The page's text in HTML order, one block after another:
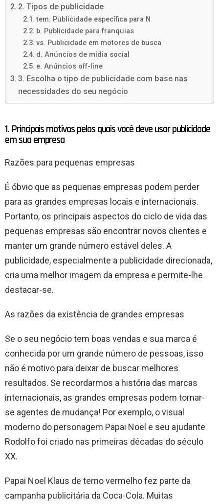
2. Tipos de publicidade
tem. Publicidade específica para N
b. Publicidade para franquias
vs. Publicidade em motores de busca
d. Anúncios de mídia social
e. Anúncios off-line
3. Escolha o tipo de publicidade com base nas
necessidades do seu negócio
1. Principais motivos pelos quais você deve usar publicidade
em sua empresa
Razões para pequenas empresas
É óbvio que as pequenas empresas podem perder
para as grandes empresas locais e internacionais.
Portanto, os principais aspectos do ciclo de vida das
pequenas empresas são encontrar novos clientes e
manter um grande número estável deles. A
publicidade, especialmente a publicidade direcionada,
cria uma melhor imagem da empresa e permite-lhe
destacar-se.
As razões da existência de grandes empresas
Se o seu negócio tem boas vendas e sua marca é
conhecida por um grande número de pessoas, isso
não é motivo para deixar de buscar melhores
resultados. Se recordarmos a história das marcas
internacionais, as grandes empresas podem tornar-
se agentes de mudança! Por exemplo, o visual
moderno do personagem Papai Noel e seu ajudante
Rodolfo foi criado nas primeiras décadas do século
XX.
Papai Noel Klaus de terno vermelho fez parte da
campanha publicitária da Coca-Cola. Muitas